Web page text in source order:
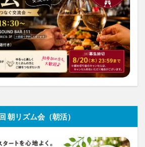
朝リズム会（朝活）